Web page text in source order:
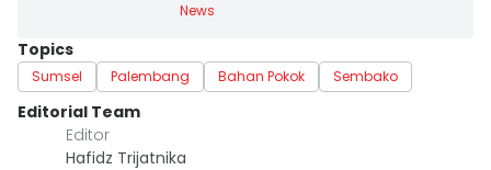
News
Topics
Sumsel Palembang Bahan Pokok Sembako
Editorial Team
Editor
Hafidz Trijatnika